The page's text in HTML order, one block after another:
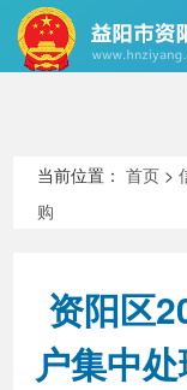
新闻中心
当前位置：首页 >
购
资阳区
户集中